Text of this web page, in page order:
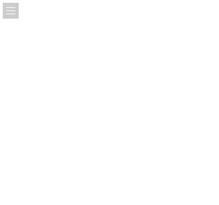
コ
ン
ナ
ビ